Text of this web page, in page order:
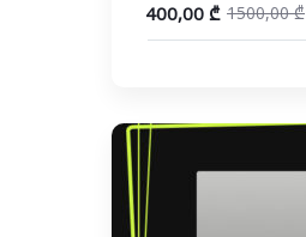
1500,00₾
400,00 ₾